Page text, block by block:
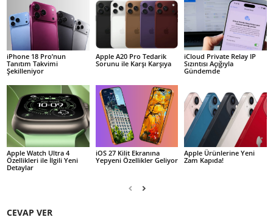
iPhone 18 Pro’nun
Tanıtım Takvimi
Şekilleniyor
Apple A20 Pro Tedarik
Sorunu ile Karşı Karşıya
iCloud Private Relay IP
Sızıntısı Açığıyla
Gündemde
Apple Watch Ultra 4
Özellikleri ile İlgili Yeni
Detaylar
iOS 27 Kilit Ekranına
Yepyeni Özellikler Geliyor
Apple Ürünlerine Yeni
Zam Kapıda!
CEVAP VER